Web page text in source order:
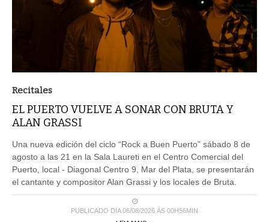
Recitales
EL PUERTO VUELVE A SONAR CON BRUTA Y
ALAN GRASSI
Una nueva edición del ciclo “Rock a Buen Puerto” sábado 8 de
agosto a las 21 en la Sala Laureti en el Centro Comercial del
Puerto, local - Diagonal Centro 9, Mar del Plata, se presentarán
el cantante y compositor Alan Grassi y los locales de Bruta.
PUBLICADO DIA 06/08/2026 ÀS 00H56MIN